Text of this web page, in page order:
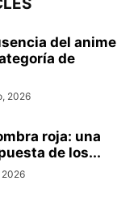
del anime
de
2026
roja: una
de los...
2026